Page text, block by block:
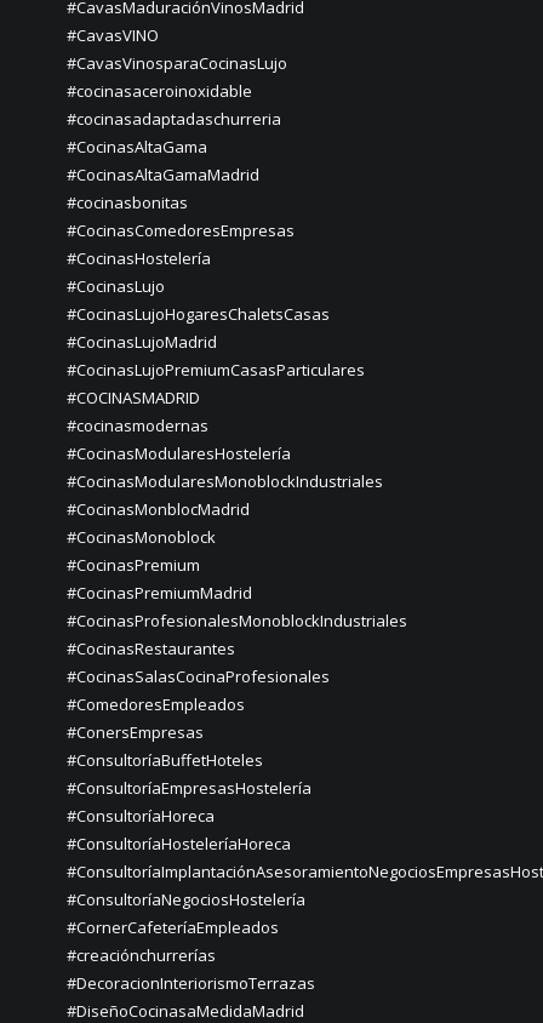
#CavasMaduraciónVinosMadrid
#CavasVINO
#CavasVinosparaCocinasLujo
#cocinasaceroinoxidable
#cocinasadaptadaschurreria
#CocinasAltaGama
#CocinasAltaGamaMadrid
#cocinasbonitas
#CocinasComedoresEmpresas
#CocinasHostelería
#CocinasLujo
#CocinasLujoHogaresChaletsCasas
#CocinasLujoMadrid
#CocinasLujoPremiumCasasParticulares
#COCINASMADRID
#cocinasmodernas
#CocinasModularesHostelería
#CocinasModularesMonoblockIndustriales
#CocinasMonblocMadrid
#CocinasMonoblock
#CocinasPremium
#CocinasPremiumMadrid
#CocinasProfesionalesMonoblockIndustriales
#CocinasRestaurantes
#CocinasSalasCocinaProfesionales
#ComedoresEmpleados
#ConersEmpresas
#ConsultoríaBuffetHoteles
#ConsultoríaEmpresasHostelería
#ConsultoríaHoreca
#ConsultoríaHosteleríaHoreca
#ConsultoríaNegociosHostelería
#CornerCafeteríaEmpleados
#creaciónchurrerías
#DecoracionInteriorismoTerrazas
#DiseñoCocinasaMedidaMadrid